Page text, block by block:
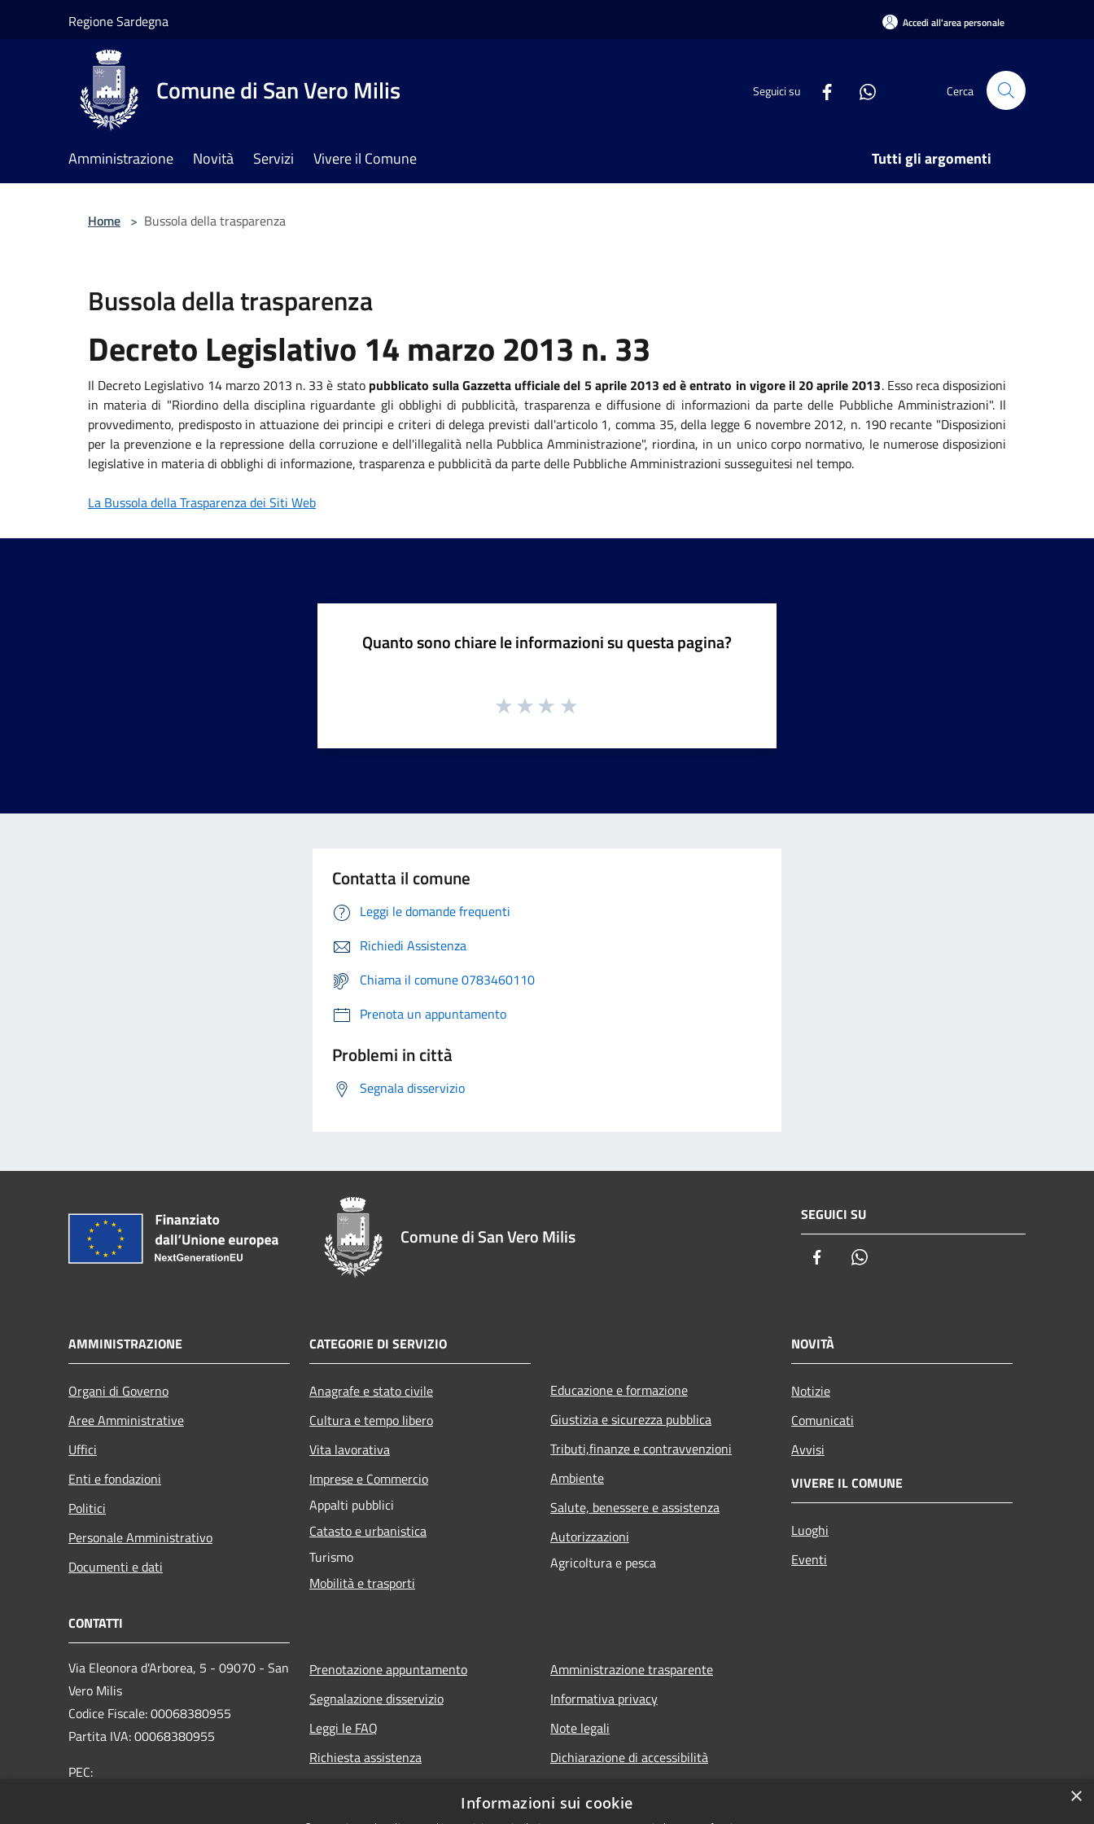
Regione Sardegna Accedi all'area personale
Comune di San Vero Milis Seguici su Cerca
Amministrazione Novità Servizi Vivere il Comune Tutti gli argomenti
Home > Bussola della trasparenza
Bussola della trasparenza
Decreto Legislativo 14 marzo 2013 n. 33
Il Decreto Legislativo 14 marzo 2013 n. 33 è stato pubblicato sulla Gazzetta ufficiale del 5 aprile 2013 ed è entrato in vigore il 20 aprile 2013. Esso reca disposizioni
in materia di "Riordino della disciplina riguardante gli obblighi di pubblicità, trasparenza e diffusione di informazioni da parte delle Pubbliche Amministrazioni". Il
provvedimento, predisposto in attuazione dei principi e criteri di delega previsti dall'articolo 1, comma 35, della legge 6 novembre 2012, n. 190 recante "Disposizioni
per la prevenzione e la repressione della corruzione e dell'illegalità nella Pubblica Amministrazione", riordina, in un unico corpo normativo, le numerose disposizioni
legislative in materia di obblighi di informazione, trasparenza e pubblicità da parte delle Pubbliche Amministrazioni susseguitesi nel tempo.
La Bussola della Trasparenza dei Siti Web
Quanto sono chiare le informazioni su questa pagina?
Contatta il comune
Leggi le domande frequenti
Richiedi Assistenza
Chiama il comune 0783460110
Prenota un appuntamento
Problemi in città
Segnala disservizio
Comune di San Vero Milis
SEGUICI SU
Facebook
AMMINISTRAZIONE
Organi di Governo
Aree Amministrative
Uffici
Enti e fondazioni
Politici
Personale Amministrativo
Documenti e dati
CATEGORIE DI SERVIZIO
Anagrafe e stato civile
Cultura e tempo libero
Vita lavorativa
Imprese e Commercio
Appalti pubblici
Catasto e urbanistica
Turismo
Mobilità e trasporti
Educazione e formazione
Giustizia e sicurezza pubblica
Tributi,finanze e contravvenzioni
Ambiente
Salute, benessere e assistenza
Autorizzazioni
Agricoltura e pesca
NOVITÀ
Notizie
Comunicati
Avvisi
VIVERE IL COMUNE
Luoghi
Eventi
CONTATTI
Via Eleonora d'Arborea, 5 - 09070 - San
Vero Milis
Codice Fiscale: 00068380955
Partita IVA: 00068380955
PEC:
Prenotazione appuntamento
Segnalazione disservizio
Leggi le FAQ
Richiesta assistenza
Amministrazione trasparente
Informativa privacy
Note legali
Dichiarazione di accessibilità
×
Informazioni sui cookie